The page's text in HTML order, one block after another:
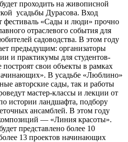
проходить на живописной
усадьбы Дурасова. Вход
фестиваль «Сады и люди» прочно
отраслевого события для
садоводства. В этом году
предыдущим: организаторы
и практикумы для студентов-
построят свои объекты в рамках
В усадьбе «Люблино»
авторские сады, так и работы
мастер-классы и лекции от
истории ландшафта, подбору
ансамблей. В этом году
— «Линия красоты».
представлено более 10
13 проектов начинающих